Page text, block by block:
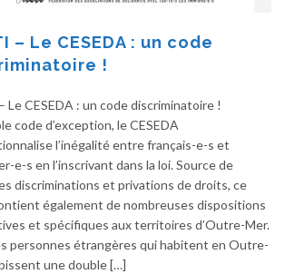
– Le CESEDA : un code
!
Le CESEDA : un code discriminatoire !
code d’exception, le CESEDA
l’inégalité entre français-e-s et
e-s en l’inscrivant dans la loi. Source de
discriminations et privations de droits, ce
également de nombreuses dispositions
et spécifiques aux territoires d’Outre-Mer.
personnes étrangères qui habitent en Outre-
une double […]